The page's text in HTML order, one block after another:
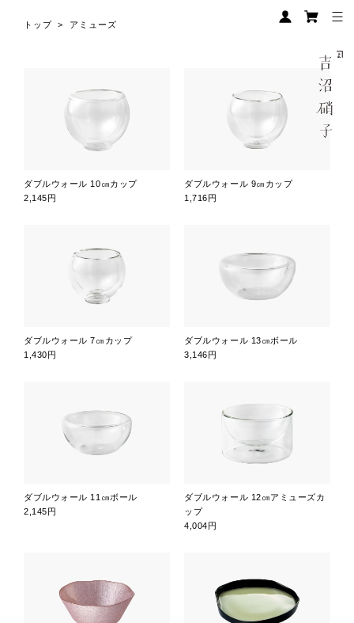
トップ > アミューズ
ダブルウォール 10㎝カップ
2,145円
ダブルウォール 9㎝カップ
1,716円
ダブルウォール 7㎝カップ
1,430円
ダブルウォール 13㎝ボール
3,146円
ダブルウォール 11㎝ボール
2,145円
ダブルウォール 12㎝アミューズカ
ップ
4,004円